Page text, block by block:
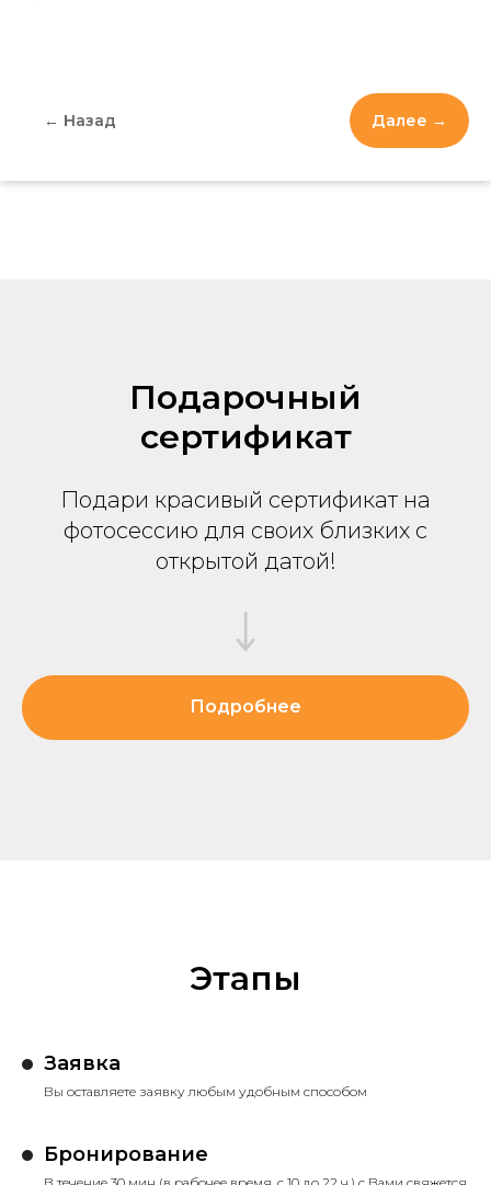
← Назад Далее →
Подарочный
сертификат
Подари красивый сертификат на
фотосессию для своих близких с
открытой датой!
Подробнее
Этапы
Заявка
Вы оставляете заявку любым удобным способом
Бронирование